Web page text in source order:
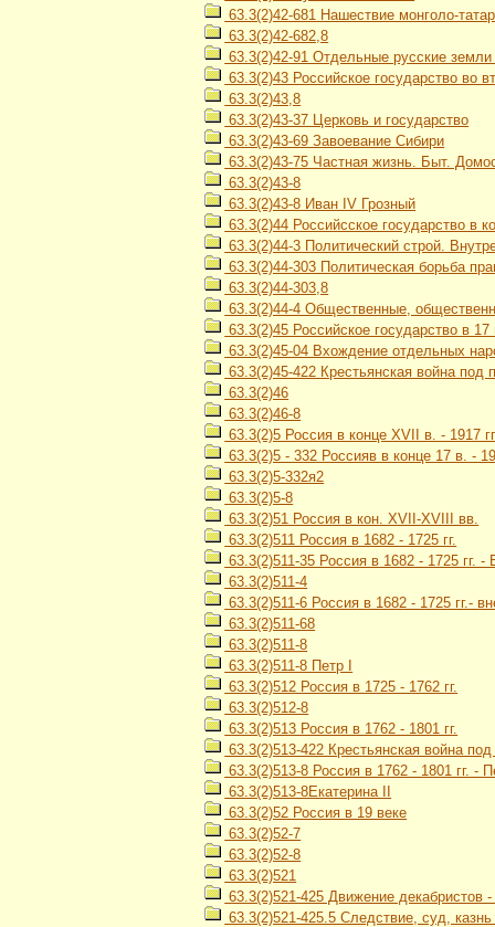
63.3(2)42-681 Нашествие монголо-татар
63.3(2)42-682,8
63.3(2)42-91 Отдельные русские
63.3(2)43 Российское государство во
63.3(2)43,8
63.3(2)43-37 Церковь и государство
63.3(2)43-69 Завоевание Сибири
63.3(2)43-75 Частная жизнь. Быт.
63.3(2)43-8
63.3(2)43-8 Иван IV Грозный
63.3(2)44 Российсское государство в
63.3(2)44-3 Политический строй.
63.3(2)44-303 Политическая борьба
63.3(2)44-303,8
63.3(2)44-4 Общественные,
63.3(2)45 Российское государство в 17
63.3(2)45-04 Вхождение отдельных
63.3(2)45-422 Крестьянская война
63.3(2)46
63.3(2)46-8
63.3(2)5 Россия в конце XVII в. - 1917
63.3(2)5 - 332 Россияв в конце 17 в. -
63.3(2)5-332я2
63.3(2)5-8
63.3(2)51 Россия в кон. XVII-XVIII вв.
63.3(2)511 Россия в 1682 - 1725 гг.
63.3(2)511-35 Россия в 1682 - 1725 гг.
63.3(2)511-4
63.3(2)511-6 Россия в 1682 - 1725 гг.-
63.3(2)511-68
63.3(2)511-8
63.3(2)511-8 Петр I
63.3(2)512 Россия в 1725 - 1762 гг.
63.3(2)512-8
63.3(2)513 Россия в 1762 - 1801 гг.
63.3(2)513-422 Крестьянская война
63.3(2)513-8 Россия в 1762 - 1801 гг. -
63.3(2)513-8Екатерина II
63.3(2)52 Россия в 19 веке
63.3(2)52-7
63.3(2)52-8
63.3(2)521
63.3(2)521-425 Движение декабристов
63.3(2)521-425.5 Следствие, суд,